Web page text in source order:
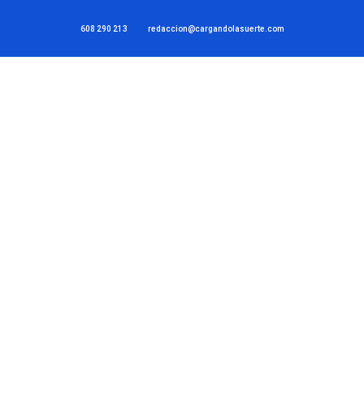
608 290 213 redaccion@cargandolasuerte.com